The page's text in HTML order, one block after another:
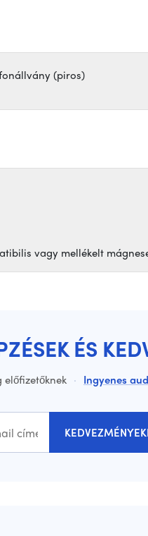
(piros)
vagy mellékelt
ÉS
előfizetőknek · Ingyenes